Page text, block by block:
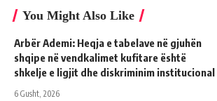
You Might Also Like
Arbër Ademi: Heqja e tabelave në gjuhën
shqipe në vendkalimet kufitare është
shkelje e ligjit dhe diskriminim institucional
6 Gusht, 2026